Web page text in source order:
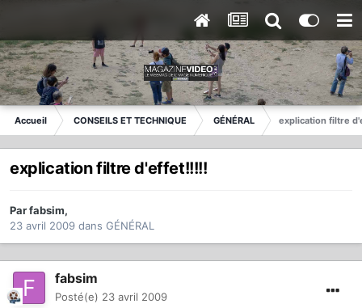
Accueil CONSEILS ET TECHNIQUE GÉNÉRAL explication filtre
explication filtre d'effet!!!!!
Parfabsim,
23 avril 2009 dans GÉNÉRAL
fabsim
Posté(e) 23 avril 2009